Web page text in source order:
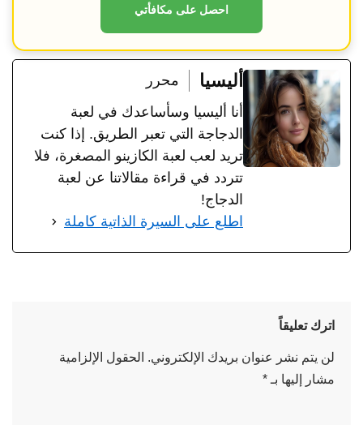
احصل على مكافأتي
أليسيا
محرر
أنا أليسيا وسأساعدك في لعبة
الدجاجة التي تعبر الطريق. إذا كنت
تريد لعب لعبة الكازينو المصغرة، فلا
تتردد في قراءة مقالاتنا عن لعبة
الدجاج!
اطلع على السيرة الذاتية كاملة
اترك تعليقاً
لن يتم نشر عنوان بريدك الإلكتروني. الحقول الإلزامية
مشار إليها بـ *